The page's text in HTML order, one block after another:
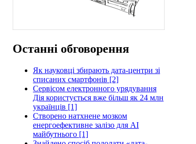
Останні обговорення
Як науковці збирають дата-центри зі
списаних смартфонів [2]
Сервісом електронного урядування
Дія користується вже більш як 24 млн
українців [1]
Створено натхнене мозком
енергоефективне залізо для AI
майбутнього [1]